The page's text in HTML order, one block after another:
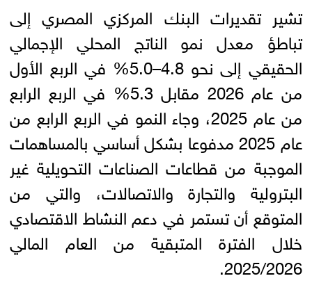
تشير تقديرات البنك المركزي المصري إلى
تباطؤ معدل نمو الناتج المحلي الإجمالي
الحقيقي إلى نحو 4.8–5.0% في الربع الأول
من عام 2026 مقابل 5.3% في الربع الرابع
من عام 2025، وجاء النمو في الربع الرابع من
عام 2025 مدفوعا بشكل أساسي بالمساهمات
الموجبة من قطاعات الصناعات التحويلية غير
البترولية والتجارة والاتصالات، والتي من
المتوقع أن تستمر في دعم النشاط الاقتصادي
خلال الفترة المتبقية من العام المالي
2025/2026.